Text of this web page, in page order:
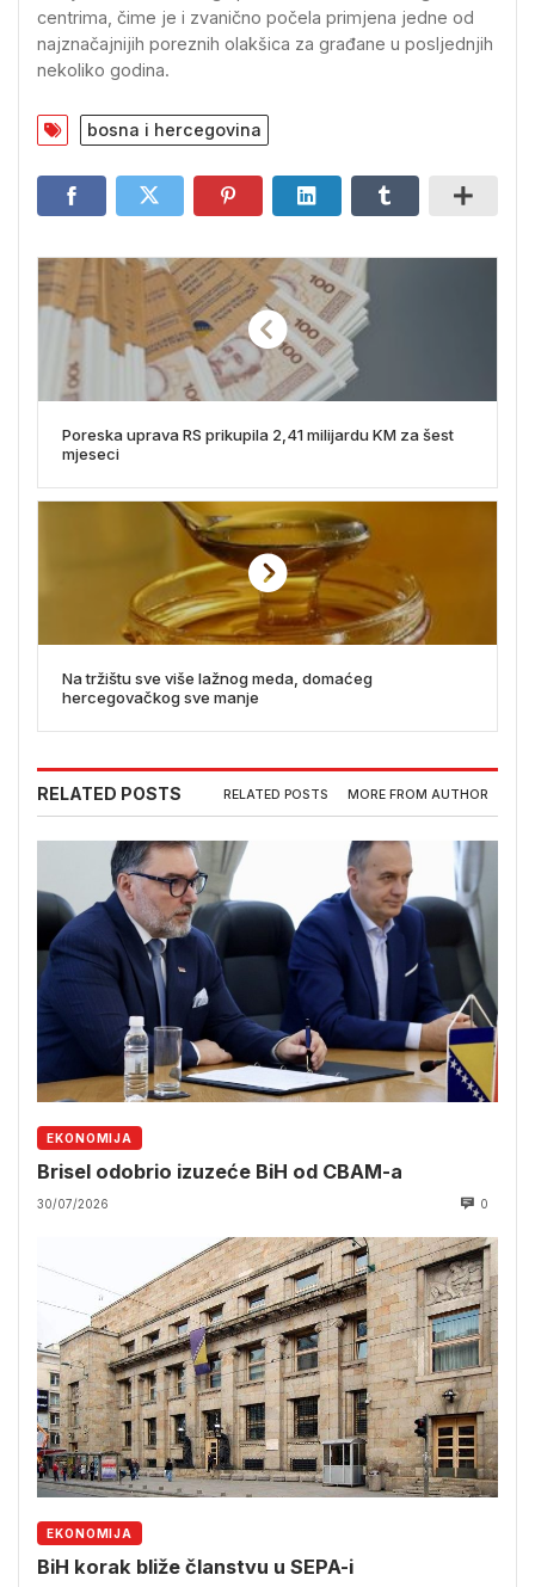
centrima, čime je i zvanično počela primjena jedne od
najznačajnijih poreznih olakšica za građane u posljednjih
nekoliko godina.
bosna i hercegovina
Poreska uprava RS prikupila 2,41 milijardu KM za šest
mjeseci
Na tržištu sve više lažnog meda, domaćeg
hercegovačkog sve manje
RELATED POSTS RELATED POSTS MORE FROM AUTHOR
EKONOMIJA
Brisel odobrio izuzeće BiH od CBAM-a
30/07/2026 0
EKONOMIJA
BiH korak bliže članstvu u SEPA-i